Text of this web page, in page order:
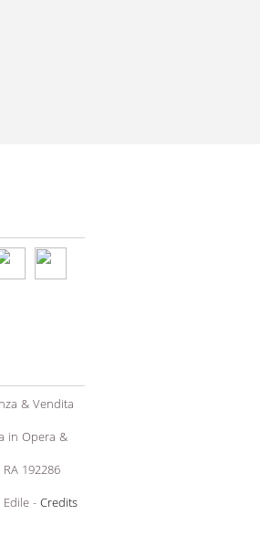
& Vendita
in Opera &
RA 192286
- Credits